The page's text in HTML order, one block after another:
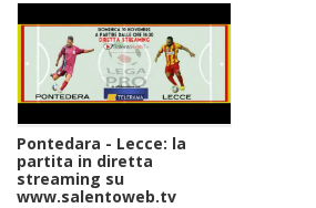
Pontedara - Lecce: la
partita in diretta
streaming su
www.salentoweb.tv